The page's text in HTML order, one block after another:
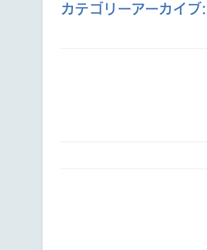
カテゴリーアーカイブ: